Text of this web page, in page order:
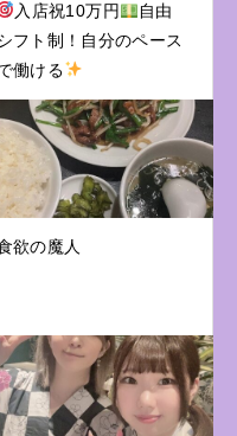
入店祝10万円
自由
フト制！自分のペース
働ける
欲の魔人